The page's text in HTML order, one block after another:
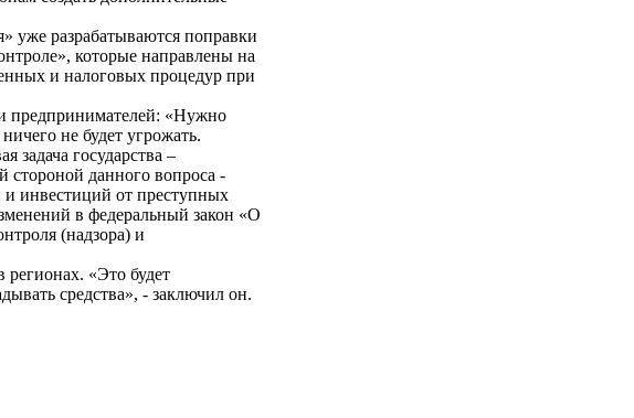
уже разрабатываются поправки
которые направлены на
и налоговых процедур при
предпринимателей: «Нужно
не будет угрожать.
задача государства –
стороной данного вопроса -
и инвестиций от преступных
в федеральный закон «О
(надзора) и
регионах. «Это будет
средства», - заключил он.